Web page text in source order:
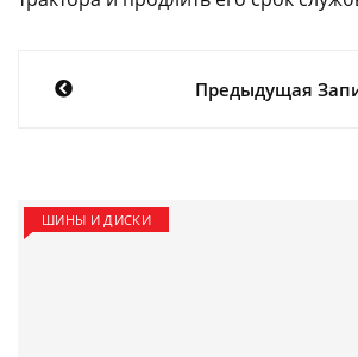
НавигацияПредыдущая
ШИНЫ И ДИСКИ